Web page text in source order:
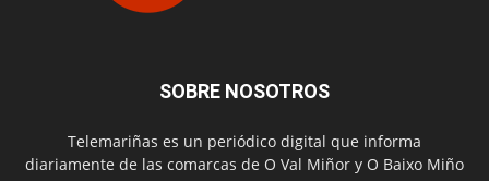
SOBRE NOSOTROS
Telemariñas es un periódico digital que informa
diariamente de las comarcas de O Val Miñor y O Baixo Miño